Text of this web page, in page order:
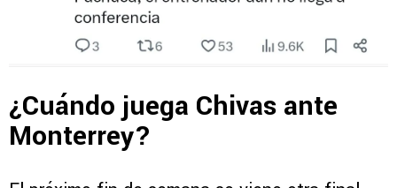
¿Cuándo juega Chivas ante
Monterrey?